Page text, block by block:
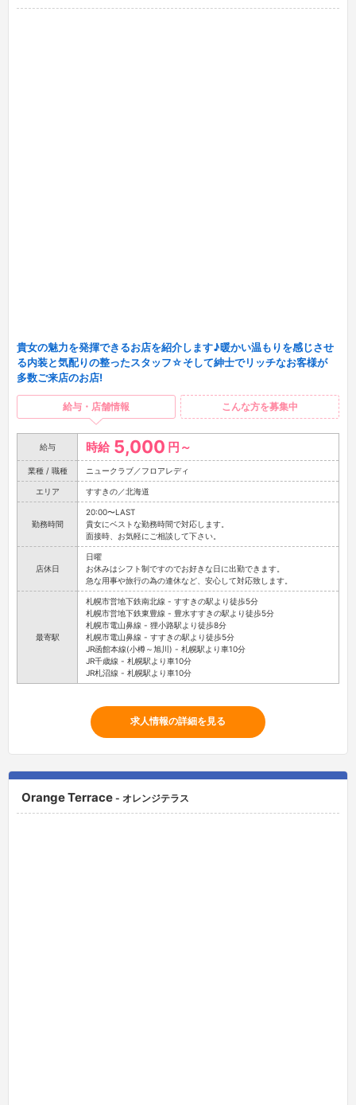
貴女の魅力を発揮できるお店を紹介します♪暖かい温もりを感じさせ
る内装と気配りの整ったスタッフ☆そして紳士でリッチなお客様が
多数ご来店のお店!
給与・店舗情報 こんな方を募集中
給与 時給 5,000 円～
業種 / 職種 ニュークラブ／フロアレディ
エリア すすきの／北海道
勤務時間
20:00〜LAST
貴女にベストな勤務時間で対応します。
面接時、お気軽にご相談して下さい。
店休日
日曜
お休みはシフト制ですのでお好きな日に出勤できます。
急な用事や旅行の為の連休など、安心して対応致します。
最寄駅
札幌市営地下鉄南北線 - すすきの駅より徒歩5分
札幌市営地下鉄東豊線 - 豊水すすきの駅より徒歩5分
札幌市電山鼻線 - 狸小路駅より徒歩8分
札幌市電山鼻線 - すすきの駅より徒歩5分
JR函館本線(小樽～旭川) - 札幌駅より車10分
JR千歳線 - 札幌駅より車10分
JR札沼線 - 札幌駅より車10分
求人情報の詳細を見る
Orange Terrace - オレンジテラス